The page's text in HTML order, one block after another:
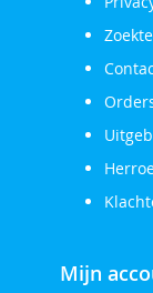
Mijn